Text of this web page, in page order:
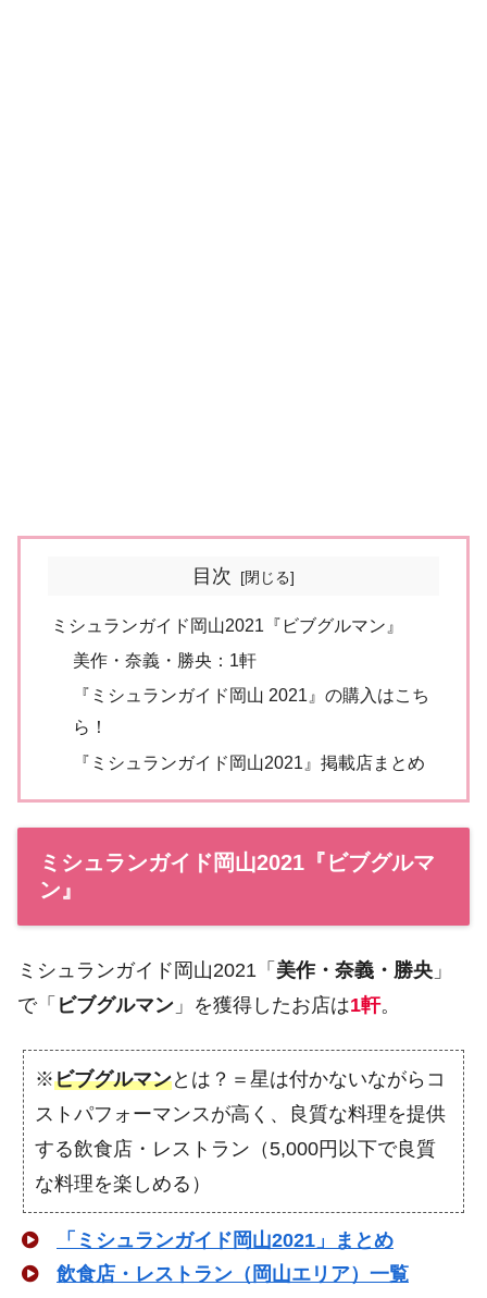
目次
ミシュランガイド岡山2021『ビブグルマン』
美作・奈義・勝央：1軒
『ミシュランガイド岡山 2021』の購入はこち
ら！
『ミシュランガイド岡山2021』掲載店まとめ
ミシュランガイド岡山2021『ビブグルマ
ン』
ミシュランガイド岡山2021「 美作・奈義・勝央 」
で「 ビブグルマン 」を獲得したお店は1軒。
※ビブグルマンとは？＝星は付かないながらコ
ストパフォーマンスが高く、良質な料理を提供
する飲食店・レストラン（5,000円以下で良質
な料理を楽しめる）
「ミシュランガイド岡山2021」まとめ
飲食店・レストラン（岡山エリア）一覧